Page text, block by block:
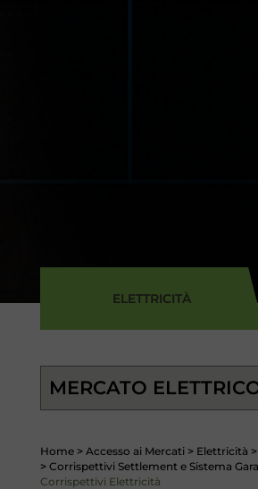
ELETTRICITÀ
Home > Accesso ai Mercati > Elettricità >
> Corrispettivi Settlement e Sistema
Corrispettivi Elettricità